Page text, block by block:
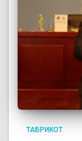
ТАБРИКОТ